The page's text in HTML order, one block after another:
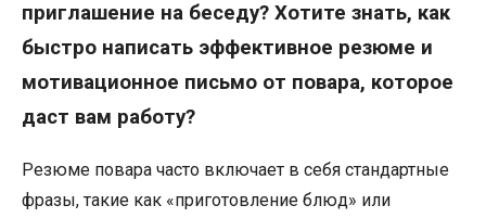
приглашение на беседу? Хотите знать, как
быстро написать эффективное резюме и
мотивационное письмо от повара, которое
даст вам работу?
Резюме повара часто включает в себя стандартные
фразы, такие как «приготовление блюд» или